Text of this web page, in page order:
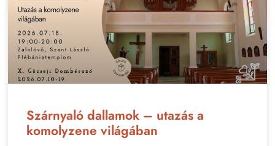
Szárnyaló dallamok – utazás a
komolyzene világában